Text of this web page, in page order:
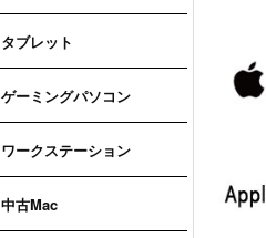
タブレット
ゲーミングパソコン
ワークステーション
中古Mac